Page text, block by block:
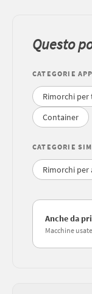
Questo
CATEGORIE
Rimorchi
Container
CATEGORIE
Rimorchi per
Anche da
Macchine